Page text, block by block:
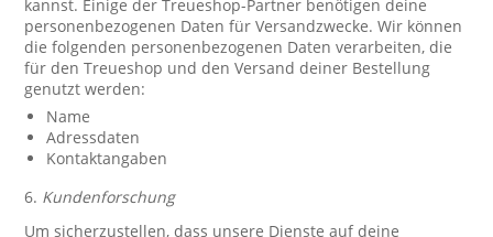
kannst. Einige der Treueshop-Partner benötigen deine
personenbezogenen Daten für Versandzwecke. Wir können
die folgenden personenbezogenen Daten verarbeiten, die
für den Treueshop und den Versand deiner Bestellung
genutzt werden:
Name
Adressdaten
Kontaktangaben
6. Kundenforschung
Um sicherzustellen, dass unsere Dienste auf deine